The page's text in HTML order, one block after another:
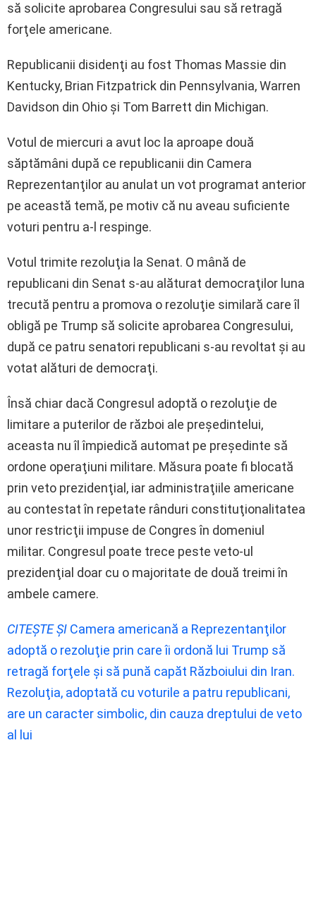
să solicite aprobarea Congresului sau să retragă
forţele americane.
Republicanii disidenţi au fost Thomas Massie din
Kentucky, Brian Fitzpatrick din Pennsylvania, Warren
Davidson din Ohio şi Tom Barrett din Michigan.
Votul de miercuri a avut loc la aproape două
săptămâni după ce republicanii din Camera
Reprezentanţilor au anulat un vot programat anterior
pe această temă, pe motiv că nu aveau suficiente
voturi pentru a-l respinge.
Votul trimite rezoluţia la Senat. O mână de
republicani din Senat s-au alăturat democraţilor luna
trecută pentru a promova o rezoluţie similară care îl
obligă pe Trump să solicite aprobarea Congresului,
după ce patru senatori republicani s-au revoltat şi au
votat alături de democraţi.
Însă chiar dacă Congresul adoptă o rezoluţie de
limitare a puterilor de război ale preşedintelui,
aceasta nu îl împiedică automat pe preşedinte să
ordone operaţiuni militare. Măsura poate fi blocată
prin veto prezidenţial, iar administraţiile americane
au contestat în repetate rânduri constituţionalitatea
unor restricţii impuse de Congres în domeniul
militar. Congresul poate trece peste veto-ul
prezidenţial doar cu o majoritate de două treimi în
ambele camere.
CITEȘTE ȘI Camera americană a Reprezentanţilor
adoptă o rezoluţie prin care îi ordonă lui Trump să
retragă forţele şi să pună capăt Războiului din Iran.
Rezoluţia, adoptată cu voturile a patru republicani,
are un caracter simbolic, din cauza dreptului de veto
al lui